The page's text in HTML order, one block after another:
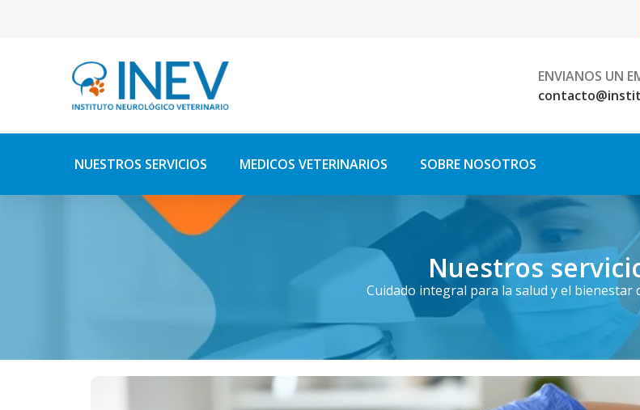
ENVIANOS UN
NUESTROS SERVICIOS MEDICOS VETERINARIOS SOBRE NOSOTROS
Nuestros
Cuidado integral para la salud y el bienestar